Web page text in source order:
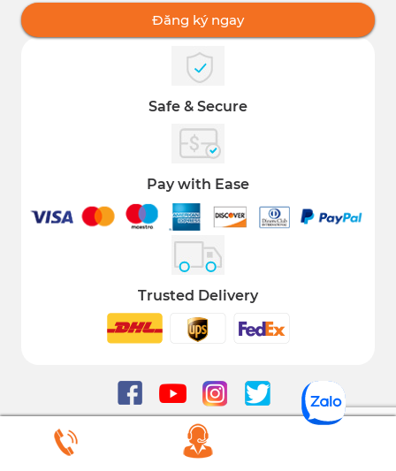
Đăng ký ngay
Safe & Secure
Pay with Ease
Trusted Delivery
COPYRIGHT 2021 © ALL RIGHT RESERVED IMATS